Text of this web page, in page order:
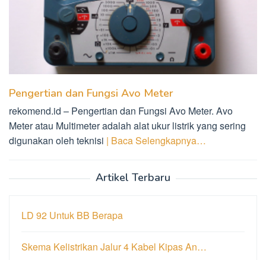
Pengertian dan Fungsi Avo Meter
rekomend.id – Pengertian dan Fungsi Avo Meter. Avo
Meter atau Multimeter adalah alat ukur listrik yang sering
digunakan oleh teknisi | Baca Selengkapnya…
Artikel Terbaru
LD 92 Untuk BB Berapa
Skema Kelistrikan Jalur 4 Kabel Kipas An…